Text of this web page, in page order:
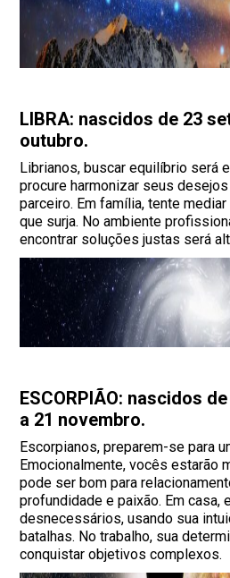
LIBRA: nascidos de 23
outubro.
Librianos, buscar equilíbrio será
procure harmonizar seus
parceiro. Em família, tente
que surja. No ambiente
encontrar soluções justas será
ESCORPIÃO: nascidos
a 21 novembro.
Escorpianos, preparem-se para
Emocionalmente, vocês estarão
pode ser bom para
profundidade e paixão. Em casa,
desnecessários, usando sua
batalhas. No trabalho, sua
conquistar objetivos complexos.